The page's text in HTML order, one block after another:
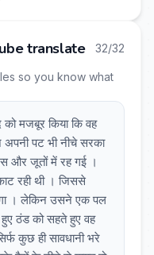
translate 32/32
so you know what
मजबूर किया कि वह
पट भी नीचे सरका
और जूतों में रह गई ।
रही थी । जिससे
। लेकिन उसने एक पल
हुए ठंड को सहते हुए वह
कुछ ही सावधानी भरे